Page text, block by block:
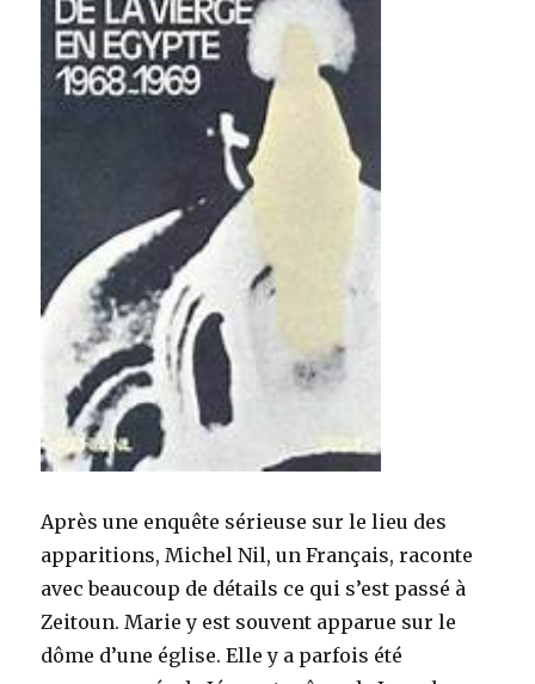
Après une enquête sérieuse sur le lieu des
apparitions, Michel Nil, un Français, raconte
avec beaucoup de détails ce qui s’est passé à
Zeitoun. Marie y est souvent apparue sur le
dôme d’une église. Elle y a parfois été